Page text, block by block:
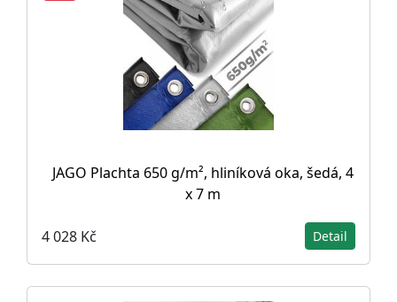
JAGO Plachta 650 g/m², hliníková oka, šedá, 4
x 7 m
4 028 Kč Detail